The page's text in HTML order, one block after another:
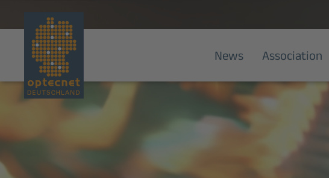
News Association